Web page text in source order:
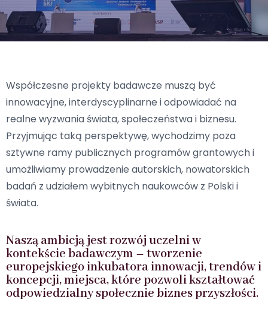
Współczesne projekty badawcze muszą być
innowacyjne, interdyscyplinarne i odpowiadać na
realne wyzwania świata, społeczeństwa i biznesu.
Przyjmując taką perspektywę, wychodzimy poza
sztywne ramy publicznych programów grantowych i
umożliwiamy prowadzenie autorskich, nowatorskich
badań z udziałem wybitnych naukowców z Polski i
świata.
Naszą ambicją jest rozwój uczelni w
kontekście badawczym – tworzenie
europejskiego inkubatora innowacji, trendów i
koncepcji, miejsca, które pozwoli kształtować
odpowiedzialny społecznie biznes przyszłości.